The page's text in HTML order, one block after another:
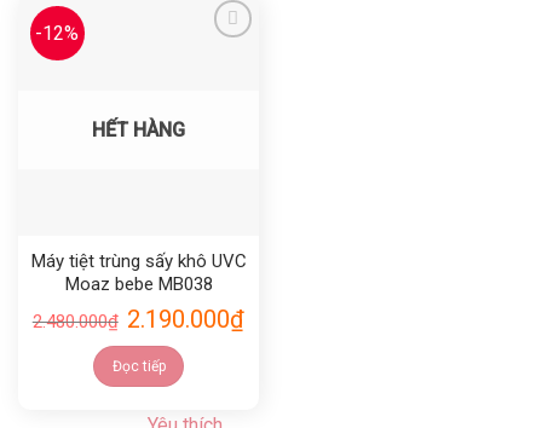
-12%
HẾT HÀNG
Máy tiệt trùng sấy khô UVC
Moaz bebe MB038
2.480.000₫ 2.190.000₫
Đọc tiếp